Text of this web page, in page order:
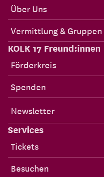
Über Uns
Vermittlung & Gruppen
KOLK 17 Freund:innen
Förderkreis
Spenden
Newsletter
Services
Tickets
Besuchen